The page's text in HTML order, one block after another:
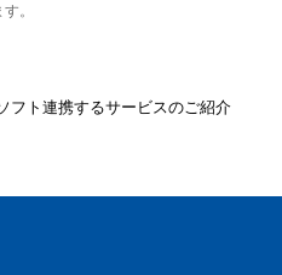
。
フト連携するサービスのご紹介